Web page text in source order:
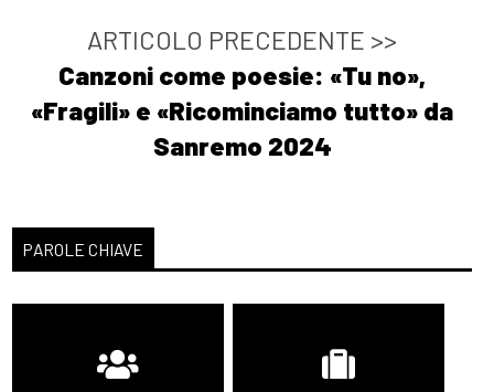
ARTICOLO PRECEDENTE >>
Canzoni come poesie: «Tu no»,
«Fragili» e «Ricominciamo tutto» da
Sanremo 2024
PAROLE CHIAVE